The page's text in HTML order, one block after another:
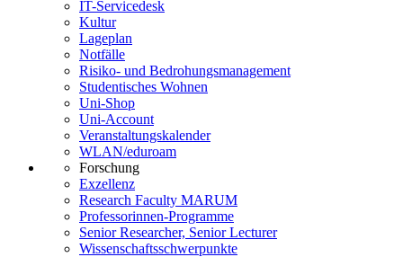
IT-Servicedesk
Kultur
Lageplan
Notfälle
Risiko- und Bedrohungsmanagement
Studentisches Wohnen
Uni-Shop
Uni-Account
Veranstaltungskalender
WLAN/eduroam
Forschung
Exzellenz
Research Faculty MARUM
Professorinnen-Programme
Senior Researcher, Senior Lecturer
Wissenschaftsschwerpunkte